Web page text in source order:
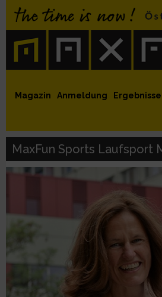
MaxFun Newsletter
MaxFun auf Instagram
MaxFun auf Twitter
auf Youtube
auf Facebook
Magazin Anmeldung Ergebnisse
MaxFun Sports Laufsport